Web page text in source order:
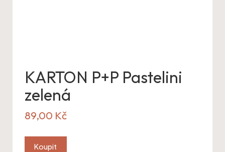
KARTON P+P Pastelini
zelená
89,00 Kč
Koupit